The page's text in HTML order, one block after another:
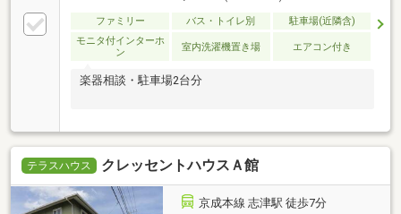
ファミリー バス・トイレ別
駐車場(近隣含)
モニタ付インターホ
ン
室内洗濯機置き場 エアコン付き
楽器相談・駐車場2台分
テラスハウス クレッセントハウスＡ館
京成本線 志津駅 徒歩7分